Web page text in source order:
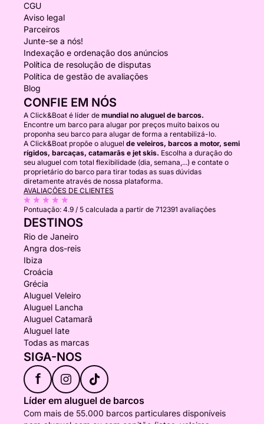
CGU
Aviso legal
Parceiros
Junte-se a nós!
Indexação e ordenação dos anúncios
Política de resolução de disputas
Política de gestão de avaliações
Blog
CONFIE EM NÓS
A Click&Boat é líder de mundial no aluguel de barcos.
Encontre um barco para alugar por preços muito baixos ou
proponha seu barco para alugar de forma a rentabilizá-lo.
A Click&Boat propõe o aluguel de veleiros, barcos a motor, semi
rígidos, barcaças, catamarãs e jet skis. Escolha a duração do
seu aluguel com total flexibilidade (dia, semana,...) e contate o
proprietário do barco para tirar todas as suas dúvidas
diretamente através de nossa plataforma.
AVALIAÇÕES DE CLIENTES
Pontuação: 4.9 / 5 calculada a partir de 712391 avaliações
DESTINOS
Rio de Janeiro
Angra dos-reis
Ibiza
Croácia
Grécia
Aluguel Veleiro
Aluguel Lancha
Aluguel Catamarã
Aluguel Iate
Todas as marcas
SIGA-NOS
f
Líder em aluguel de barcos
Com mais de 55.000 barcos particulares disponíveis